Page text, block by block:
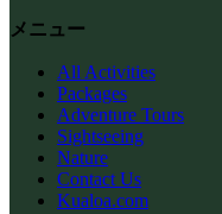
メニュー
All Activities
Packages
Adventure Tours
Sightseeing
Nature
Contact Us
Kualoa.com